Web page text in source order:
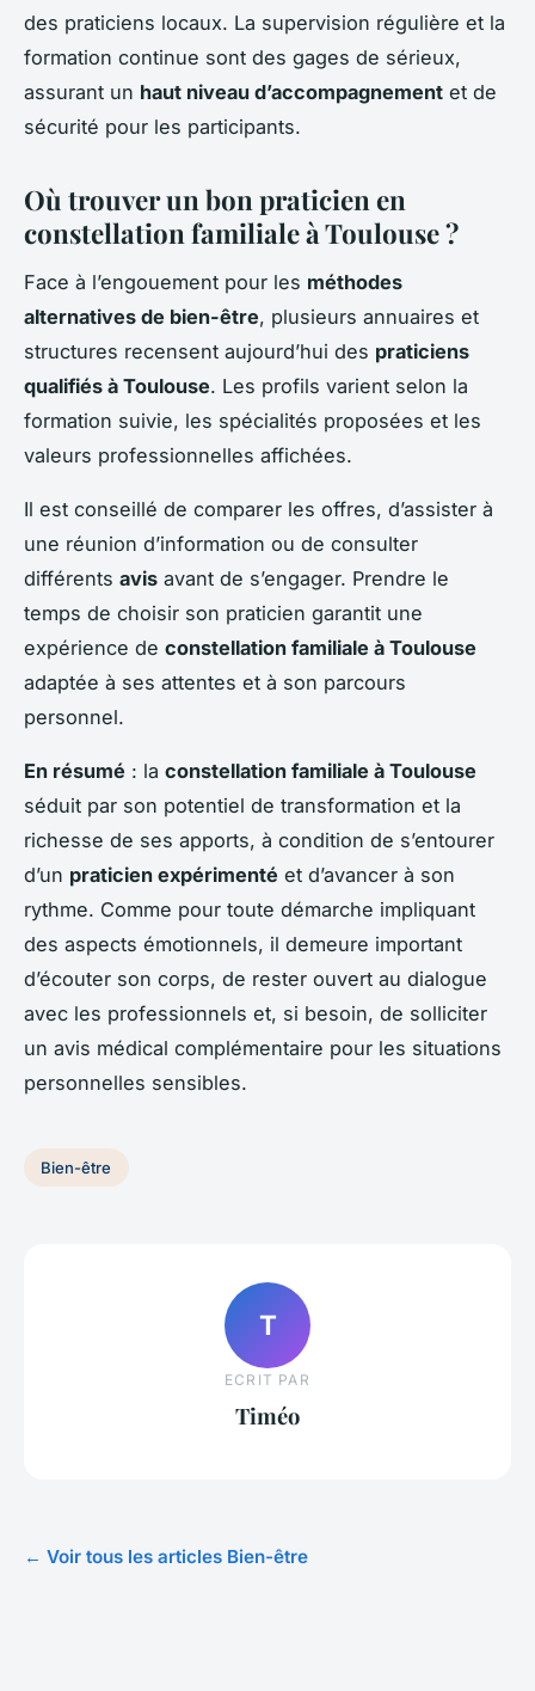
des praticiens locaux. La supervision régulière et la
formation continue sont des gages de sérieux,
assurant un haut niveau d’accompagnement et de
sécurité pour les participants.
Où trouver un bon praticien en
constellation familiale à Toulouse ?
Face à l’engouement pour les méthodes
alternatives de bien-être, plusieurs annuaires et
structures recensent aujourd’hui des praticiens
qualifiés à Toulouse. Les profils varient selon la
formation suivie, les spécialités proposées et les
valeurs professionnelles affichées.
Il est conseillé de comparer les offres, d’assister à
une réunion d’information ou de consulter
différents avis avant de s’engager. Prendre le
temps de choisir son praticien garantit une
expérience de constellation familiale à Toulouse
adaptée à ses attentes et à son parcours
personnel.
En résumé : la constellation familiale à Toulouse
séduit par son potentiel de transformation et la
richesse de ses apports, à condition de s’entourer
d’un praticien expérimenté et d’avancer à son
rythme. Comme pour toute démarche impliquant
des aspects émotionnels, il demeure important
d’écouter son corps, de rester ouvert au dialogue
avec les professionnels et, si besoin, de solliciter
un avis médical complémentaire pour les situations
personnelles sensibles.
Bien-être
T
ECRIT PAR
Timéo
← Voir tous les articles Bien-être